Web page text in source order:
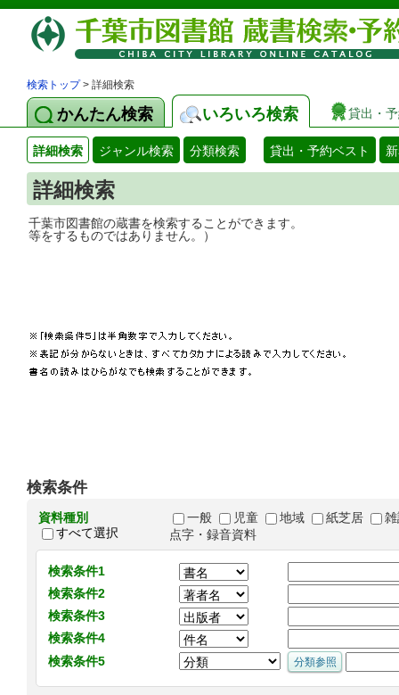
検索トップ> 詳細検索
かんたん検索 いろいろ検索 貸出・
詳細検索 ジャンル検索 分類検索 貸出・予約ベスト
詳細検索
千葉市図書館の蔵書を検索することがで
等をするものではありません。）
検索条件
資料種別
すべて選択
一般 児童 地域 紙芝居
点字・録音資料
検索条件1
検索条件2
検索条件3
検索条件4
検索条件5